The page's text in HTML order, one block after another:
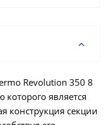
Revolution 350 8
является
конструкция секции